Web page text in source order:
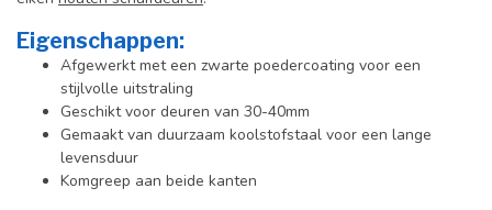
Eigenschappen:
Afgewerkt met een zwarte poedercoating voor een
stijlvolle uitstraling
Geschikt voor deuren van 30-40mm
Gemaakt van duurzaam koolstofstaal voor een lange
levensduur
Komgreep aan beide kanten